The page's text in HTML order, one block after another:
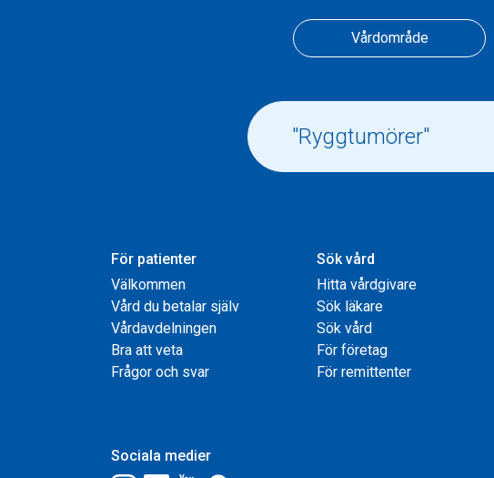
Vårdområde
För patienter
Välkommen
Vård du betalar själv
Vårdavdelningen
Bra att veta
Frågor och svar
Sök vård
Hitta vårdgivare
Sök läkare
Sök vård
För företag
För remittenter
Sociala medier